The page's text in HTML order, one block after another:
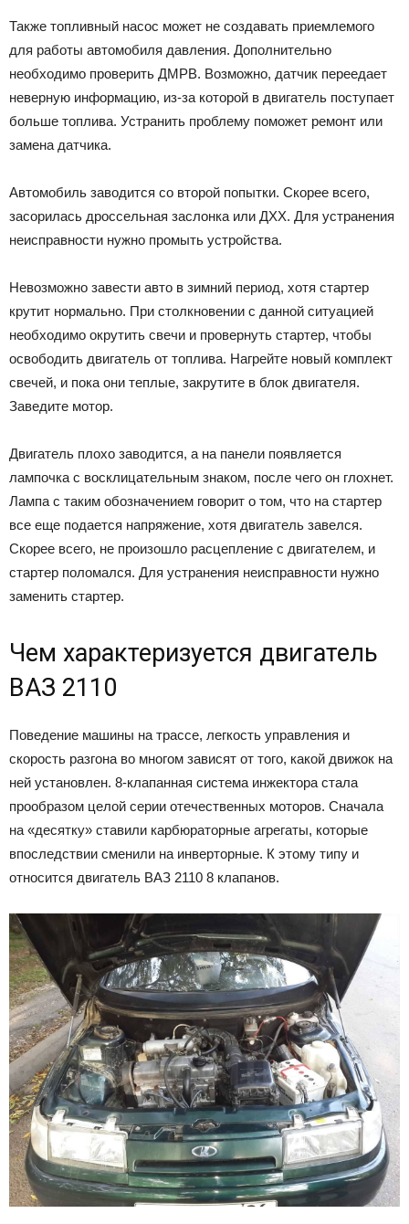
Также топливный насос может не создавать приемлемого
для работы автомобиля давления. Дополнительно
необходимо проверить ДМРВ. Возможно, датчик переедает
неверную информацию, из-за которой в двигатель поступает
больше топлива. Устранить проблему поможет ремонт или
замена датчика.
Автомобиль заводится со второй попытки. Скорее всего,
засорилась дроссельная заслонка или ДХХ. Для устранения
неисправности нужно промыть устройства.
Невозможно завести авто в зимний период, хотя стартер
крутит нормально. При столкновении с данной ситуацией
необходимо окрутить свечи и провернуть стартер, чтобы
освободить двигатель от топлива. Нагрейте новый комплект
свечей, и пока они теплые, закрутите в блок двигателя.
Заведите мотор.
Двигатель плохо заводится, а на панели появляется
лампочка с восклицательным знаком, после чего он глохнет.
Лампа с таким обозначением говорит о том, что на стартер
все еще подается напряжение, хотя двигатель завелся.
Скорее всего, не произошло расцепление с двигателем, и
стартер поломался. Для устранения неисправности нужно
заменить стартер.
Чем характеризуется двигатель
ВАЗ 2110
Поведение машины на трассе, легкость управления и
скорость разгона во многом зависят от того, какой движок на
ней установлен. 8-клапанная система инжектора стала
прообразом целой серии отечественных моторов. Сначала
на «десятку» ставили карбюраторные агрегаты, которые
впоследствии сменили на инверторные. К этому типу и
относится двигатель ВАЗ 2110 8 клапанов.